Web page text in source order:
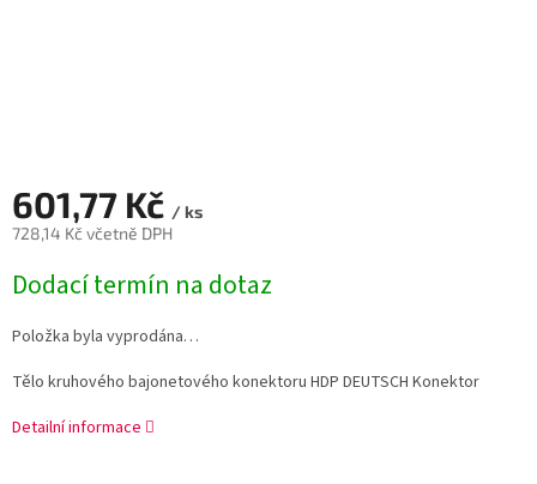
601,77 Kč / ks
728,14 Kč včetně DPH
cena:
Dodací termín na dotaz
Položka byla vyprodána…
Tělo kruhového bajonetového konektoru HDP DEUTSCH Konektor
Detailní informace